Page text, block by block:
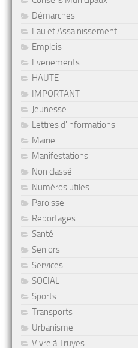
Démarches
Eau et Assainissement
Emplois
Evenements
HAUTE
IMPORTANT
Jeunesse
Lettres d'informations
Mairie
Manifestations
Non classé
Numéros utiles
Paroisse
Reportages
Santé
Seniors
Services
SOCIAL
Sports
Transports
Urbanisme
Vivre à Truyes